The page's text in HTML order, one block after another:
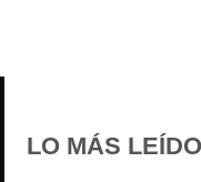
LO MÁS LEÍDO